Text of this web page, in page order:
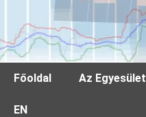
Főoldal Az Egyesület
EN